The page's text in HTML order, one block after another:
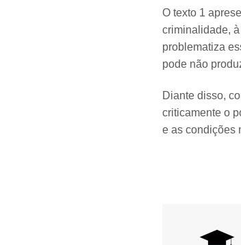
O texto 1
criminalidade,
problematiza
pode não
Diante disso,
criticamente o
e as condições